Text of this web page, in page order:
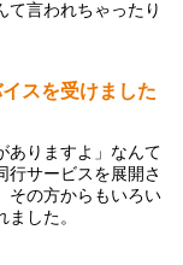
て言われちゃったり
スを受けました
ありますよ」なんて
行サービスを展開さ
その方からもいろい
した。